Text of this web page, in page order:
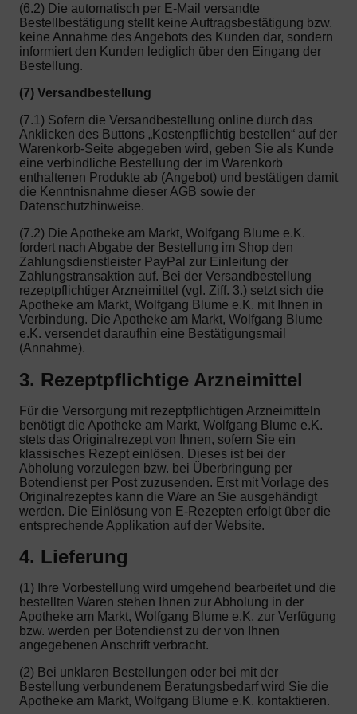
(6.2) Die automatisch per E-Mail versandte
Bestellbestätigung stellt keine Auftragsbestätigung bzw.
keine Annahme des Angebots des Kunden dar, sondern
informiert den Kunden lediglich über den Eingang der
Bestellung.
(7) Versandbestellung
(7.1) Sofern die Versandbestellung online durch das
Anklicken des Buttons „Kostenpflichtig bestellen“ auf der
Warenkorb-Seite abgegeben wird, geben Sie als Kunde
eine verbindliche Bestellung der im Warenkorb
enthaltenen Produkte ab (Angebot) und bestätigen damit
die Kenntnisnahme dieser AGB sowie der
Datenschutzhinweise.
(7.2) Die Apotheke am Markt, Wolfgang Blume e.K.
fordert nach Abgabe der Bestellung im Shop den
Zahlungsdienstleister PayPal zur Einleitung der
Zahlungstransaktion auf. Bei der Versandbestellung
rezeptpflichtiger Arzneimittel (vgl. Ziff. 3.) setzt sich die
Apotheke am Markt, Wolfgang Blume e.K. mit Ihnen in
Verbindung. Die Apotheke am Markt, Wolfgang Blume
e.K. versendet daraufhin eine Bestätigungsmail
(Annahme).
3. Rezeptpflichtige Arzneimittel
Für die Versorgung mit rezeptpflichtigen Arzneimitteln
benötigt die Apotheke am Markt, Wolfgang Blume e.K.
stets das Originalrezept von Ihnen, sofern Sie ein
klassisches Rezept einlösen. Dieses ist bei der
Abholung vorzulegen bzw. bei Überbringung per
Botendienst per Post zuzusenden. Erst mit Vorlage des
Originalrezeptes kann die Ware an Sie ausgehändigt
werden. Die Einlösung von E-Rezepten erfolgt über die
entsprechende Applikation auf der Website.
4. Lieferung
(1) Ihre Vorbestellung wird umgehend bearbeitet und die
bestellten Waren stehen Ihnen zur Abholung in der
Apotheke am Markt, Wolfgang Blume e.K. zur Verfügung
bzw. werden per Botendienst zu der von Ihnen
angegebenen Anschrift verbracht.
(2) Bei unklaren Bestellungen oder bei mit der
Bestellung verbundenem Beratungsbedarf wird Sie die
Apotheke am Markt, Wolfgang Blume e.K. kontaktieren.